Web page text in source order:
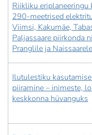
Riikliku eriplaneeringu
290-meetrised
Viimsi, Kakumäe,
Paljassaare piirkonda
Pranglile ja Naissaarele
Ilutulestiku
piiramine – inimeste,
keskkonna hüvanguks